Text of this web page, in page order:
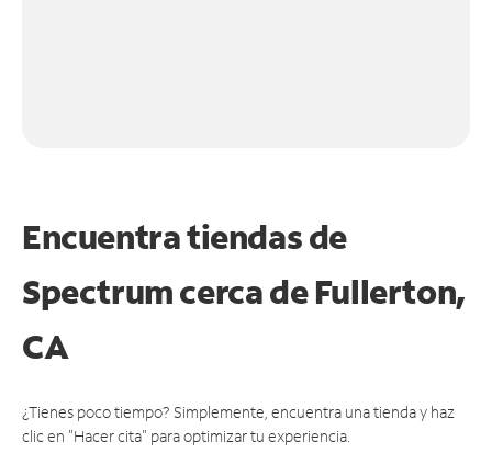
Encuentra tiendas de
Spectrum cerca deFullerton,
CA
¿Tienes poco tiempo? Simplemente, encuentra una tienda y haz
clic en "Hacer cita" para optimizar tu experiencia.